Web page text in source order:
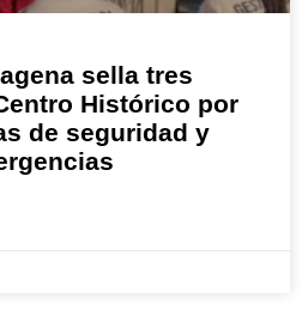
sella tres
Histórico por
de seguridad y